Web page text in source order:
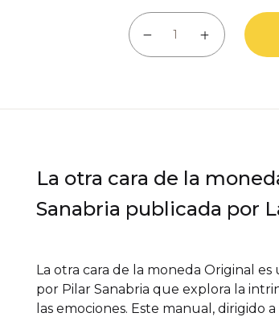
La otra cara de la
La otra cara de la
Sanabria publicada por
La otra cara de la moneda Original
por Pilar Sanabria que explora la
las emociones. Este manual, dirigido